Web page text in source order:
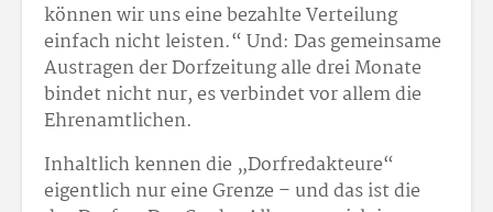
können wir uns eine bezahlte Verteilung
einfach nicht leisten.“ Und: Das gemeinsame
Austragen der Dorfzeitung alle drei Monate
bindet nicht nur, es verbindet vor allem die
Ehrenamtlichen.
Inhaltlich kennen die „Dorfredakteure“
eigentlich nur eine Grenze – und das ist die